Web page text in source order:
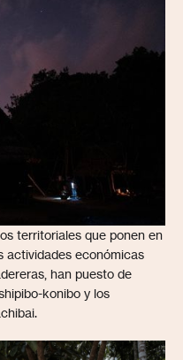
territoriales que ponen en
actividades económicas
han puesto de
konibo y los